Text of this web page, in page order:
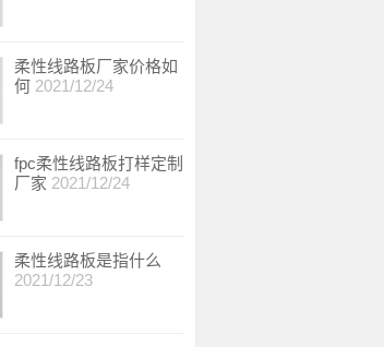
柔性线路板厂家价格如
何 2021/12/24
fpc柔性线路板打样定制
厂家 2021/12/24
柔性线路板是指什么
2021/12/23